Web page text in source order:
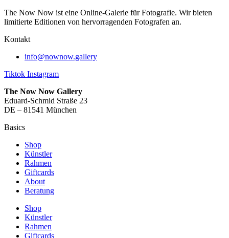
The Now Now ist eine Online-Galerie für Fotografie. Wir bieten
limitierte Editionen von hervorragenden Fotografen an.
Kontakt
info@nownow.gallery
Tiktok Instagram
The Now Now Gallery
Eduard-Schmid Straße 23
DE – 81541 München
Basics
Shop
Künstler
Rahmen
Giftcards
About
Beratung
Shop
Künstler
Rahmen
Giftcards